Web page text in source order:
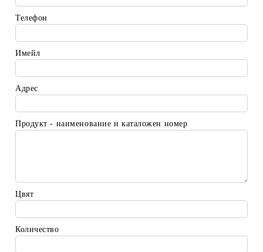
Телефон
Имейл
Адрес
Продукт - наименование и каталожен номер
Цвят
Количество